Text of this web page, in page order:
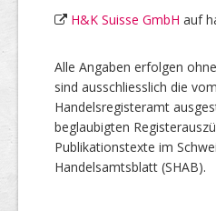
H&K Suisse GmbH auf
Alle Angaben erfolgen
sind ausschliesslich die
Handelsregisteramt
beglaubigten
Publikationstexte im
Handelsamtsblatt (SHAB).